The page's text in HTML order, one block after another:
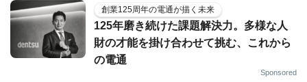
創業125周年の電通が描く未来
125年磨き続けた課題解決力。多様な人
財の才能を掛け合わせて挑む、これから
の電通
Sponsored